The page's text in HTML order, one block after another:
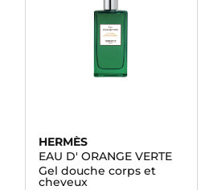
HERMÈS
EAU D' ORANGE VERTE
Gel douche corps et
cheveux